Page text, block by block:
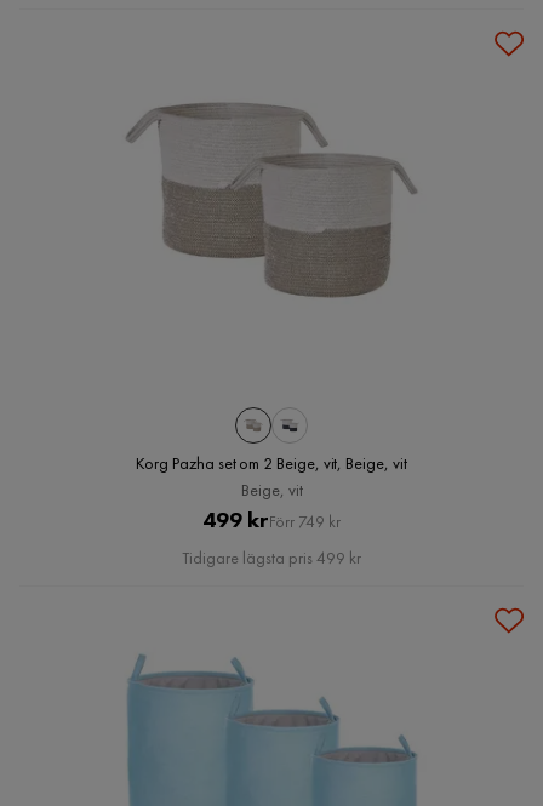
Korg Pazha set om 2 Beige, vit, Beige, vit
Beige, vit
Pris
499 krOriginal
Pris
Förr 749 kr
Tidigare lägsta pris 499 kr